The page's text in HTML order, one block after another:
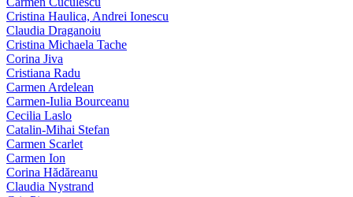
Cristina Haulica, Andrei Ionescu
Claudia Draganoiu
Cristina Michaela Tache
Corina Jiva
Cristiana Radu
Carmen Ardelean
Carmen-Iulia Bourceanu
Cecilia Laslo
Catalin-Mihai Stefan
Carmen Scarlet
Carmen Ion
Corina Hădăreanu
Claudia Nystrand